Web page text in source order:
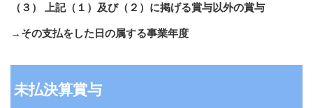
（３） 上記（１）及び（２）に掲げる賞与以外の賞与
→その支払をした日の属する事業年度
未払決算賞与